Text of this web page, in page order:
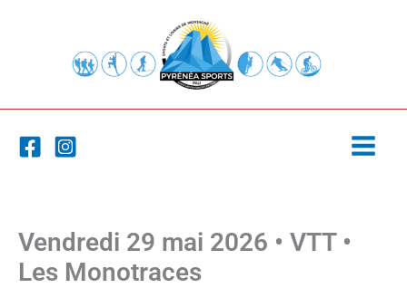
Vendredi 29 mai 2026 • VTT •
Les Monotraces